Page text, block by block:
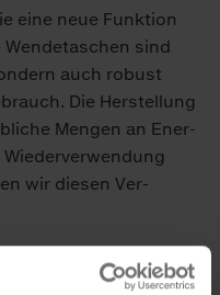
ei­ne neue Funk­ti­on
sind
auch ro­bust
Die Her­stel­lung
Men­gen an En­er­
wir die­sen Ver­
Ver­trieb Ta­schen